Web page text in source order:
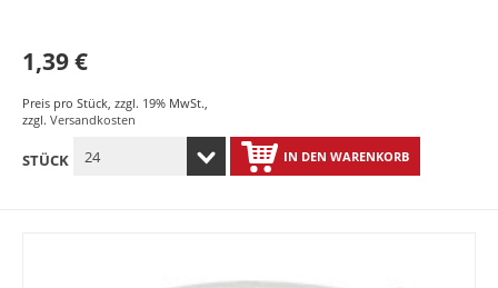
1,39 €
Preis pro Stück, zzgl. 19% MwSt.,
zzgl. Versandkosten
STÜCK IN DEN WARENKORB